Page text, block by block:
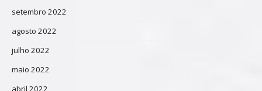
setembro 2022
agosto 2022
julho 2022
maio 2022
abril 2022